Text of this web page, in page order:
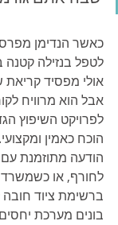
כאשר הנדימן
לטפל בנזילה קטנה
אולי מפסיד קריאת
אבל הוא מרוויח
לפרויקט השיפוץ
הוכח כאמין
הודעה מתוזמנת
לחורף, או
ברשימת ציוד חובה
בונים מערכת